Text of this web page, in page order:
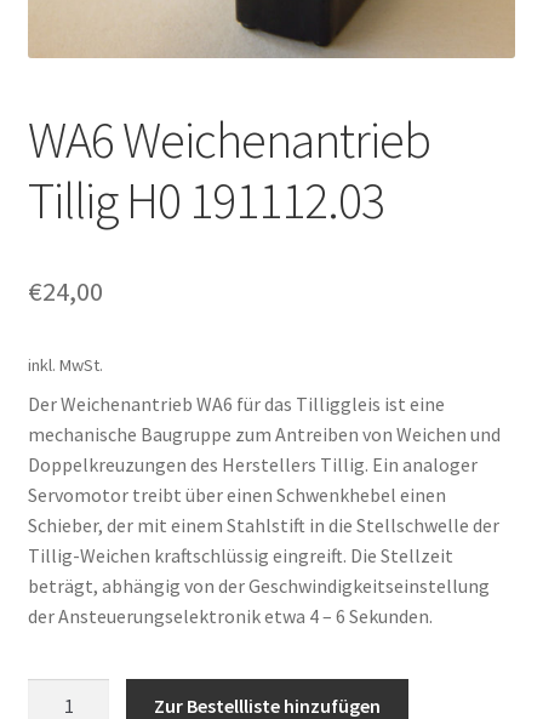
WA6 Weichenantrieb
Tillig H0 191112.03
€24,00
inkl. MwSt.
Der Weichenantrieb WA6 für das Tilliggleis ist eine
mechanische Baugruppe zum Antreiben von Weichen und
Doppelkreuzungen des Herstellers Tillig. Ein analoger
Servomotor treibt über einen Schwenkhebel einen
Schieber, der mit einem Stahlstift in die Stellschwelle der
Tillig-Weichen kraftschlüssig eingreift. Die Stellzeit
beträgt, abhängig von der Geschwindigkeitseinstellung
der Ansteuerungselektronik etwa 4 – 6 Sekunden.
Zur Bestellliste hinzufügen